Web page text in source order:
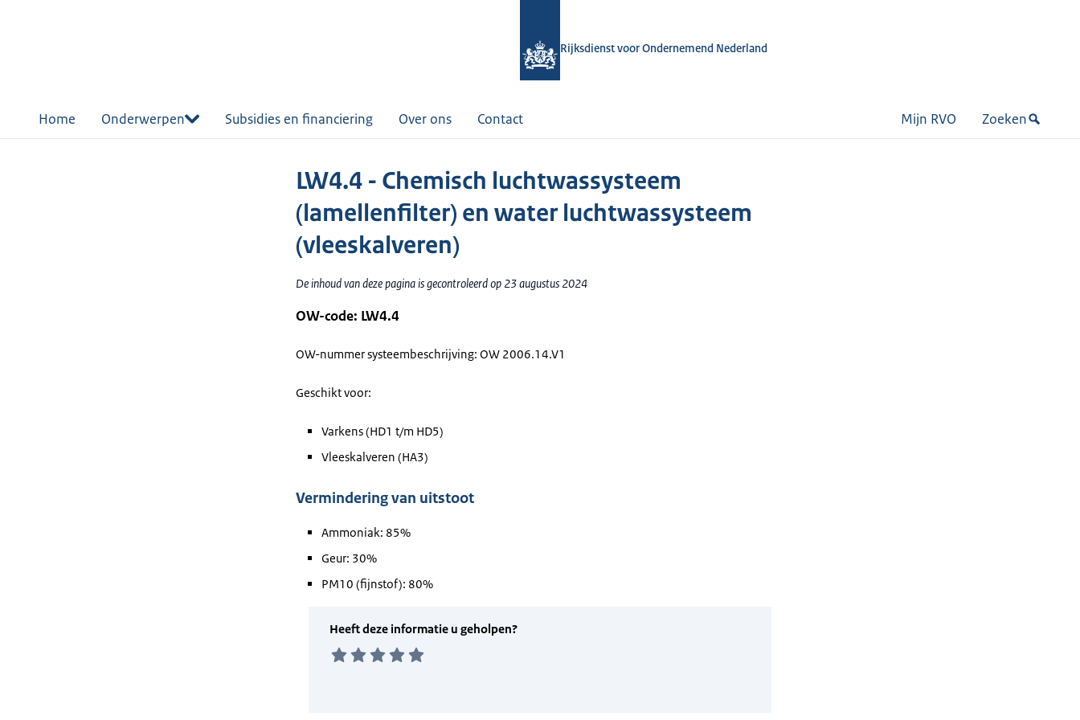
Rijksdienst voor Ondernemend Nederland
Home Onderwerpen Subsidies en financiering Over ons Contact Mijn RVO Zoeken
LW4.4 - Chemisch luchtwassysteem
(lamellenfilter) en water luchtwassysteem
(vleeskalveren)
De inhoud van deze pagina is gecontroleerd op 23 augustus 2024
OW-code: LW4.4
OW-nummer systeembeschrijving: OW 2006.14.V1
Geschikt voor:
Varkens (HD1 t/m HD5)
Vleeskalveren (HA3)
Vermindering van uitstoot
Ammoniak: 85%
Geur: 30%
PM10 (fijnstof): 80%